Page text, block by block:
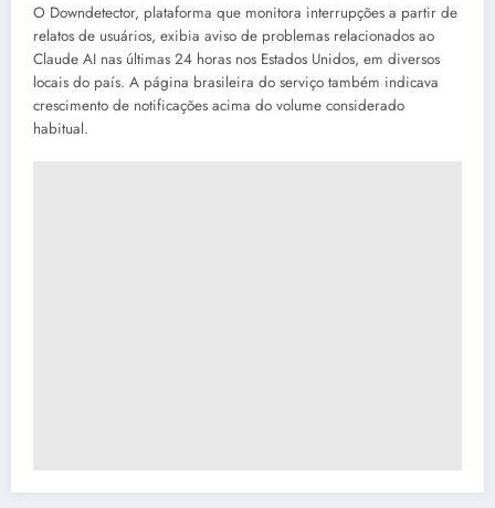
O Downdetector, plataforma que monitora interrupções a partir de
relatos de usuários, exibia aviso de problemas relacionados ao
Claude AI nas últimas 24 horas nos Estados Unidos, em diversos
locais do país. A página brasileira do serviço também indicava
crescimento de notificações acima do volume considerado
habitual.